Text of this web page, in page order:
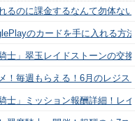
るのに課金するなんて勿体な
のカードを手に入れる方
士」翠玉レイドストーンの交
！毎週もらえる！6月のレジ
士」ミッション報酬詳細！レ